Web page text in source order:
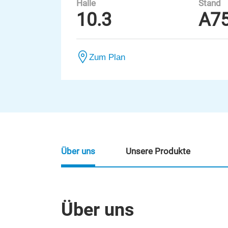
Halle
10.3
Stand
Zum Plan
Über uns
Über uns Unsere Produkte